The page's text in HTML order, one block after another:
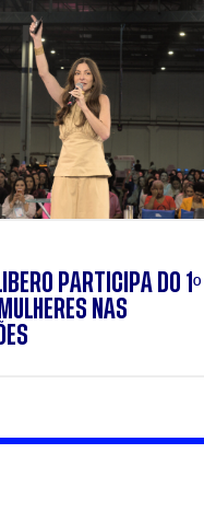
PARTICIPA DO 1º
NAS